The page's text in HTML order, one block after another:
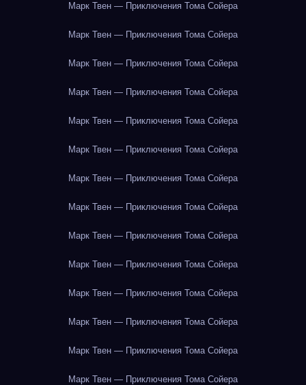
Марк Твен — Приключения Тома Сойера
Марк Твен — Приключения Тома Сойера
Марк Твен — Приключения Тома Сойера
Марк Твен — Приключения Тома Сойера
Марк Твен — Приключения Тома Сойера
Марк Твен — Приключения Тома Сойера
Марк Твен — Приключения Тома Сойера
Марк Твен — Приключения Тома Сойера
Марк Твен — Приключения Тома Сойера
Марк Твен — Приключения Тома Сойера
Марк Твен — Приключения Тома Сойера
Марк Твен — Приключения Тома Сойера
Марк Твен — Приключения Тома Сойера
Марк Твен — Приключения Тома Сойера